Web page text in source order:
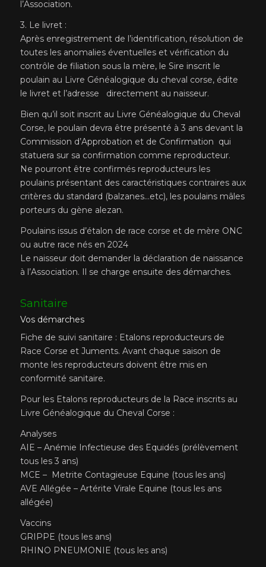
l’Association.
3. Le livret :
Après enregistrement de l’identification, résolution de
toutes les anomalies éventuelles et vérification du
contrôle de filiation sous la mère, le Sire inscrit le
poulain au Livre Généalogique du cheval corse, édite
le livret et l’adresse directement au naisseur.
Bien qu’il soit inscrit au Livre Généalogique du Cheval
Corse, le poulain devra être présenté à 3 ans devant la
Commission d’Approbation et de Confirmation qui
statuera sur sa confirmation comme reproducteur.
Ne pourront être confirmés reproducteurs les
poulains présentant des caractéristiques contraires aux
critères du standard (balzanes…etc), les poulains mâles
porteurs du gène alezan.
Poulains issus d’étalon de race corse et de mère ONC
ou autre race nés en 2024
Le naisseur doit demander la déclaration de naissance
à l’Association. Il se charge ensuite des démarches.
Sanitaire
Vos démarches
Fiche de suivi sanitaire : Etalons reproducteurs de
Race Corse et Juments. Avant chaque saison de
monte les reproducteurs doivent être mis en
conformité sanitaire.
Pour les Etalons reproducteurs de la Race inscrits au
Livre Généalogique du Cheval Corse :
Analyses
AIE – Anémie Infectieuse des Equidés (prélèvement
tous les 3 ans)
MCE – Metrite Contagieuse Equine (tous les ans)
AVE Allégée – Artérite Virale Equine (tous les ans
allégée)
Vaccins
GRIPPE (tous les ans)
RHINO PNEUMONIE (tous les ans)